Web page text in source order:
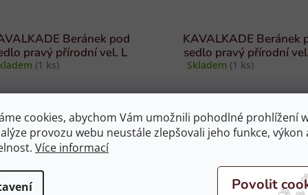
cookies, abychom Vám umožnili pohodlné prohlížení
provozu webu neustále zlepšovali jeho funkce, výkon
Více informací
Beránek pod
pravý přírodní vel. L
(1 ks)
DO KOŠÍKU
KAVALKADE Beránek
sedlo pravý přírodní
Skladem (1 ks)
DO